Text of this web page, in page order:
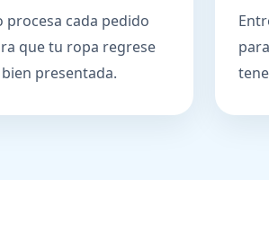
procesa cada pedido
que tu ropa regrese
presentada.